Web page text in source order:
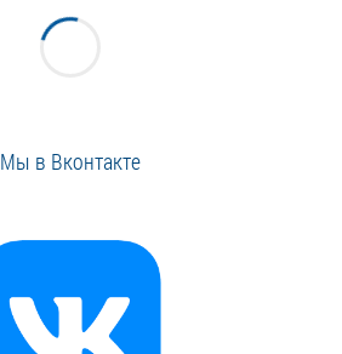
Мы в Вконтакте